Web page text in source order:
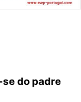
do padre